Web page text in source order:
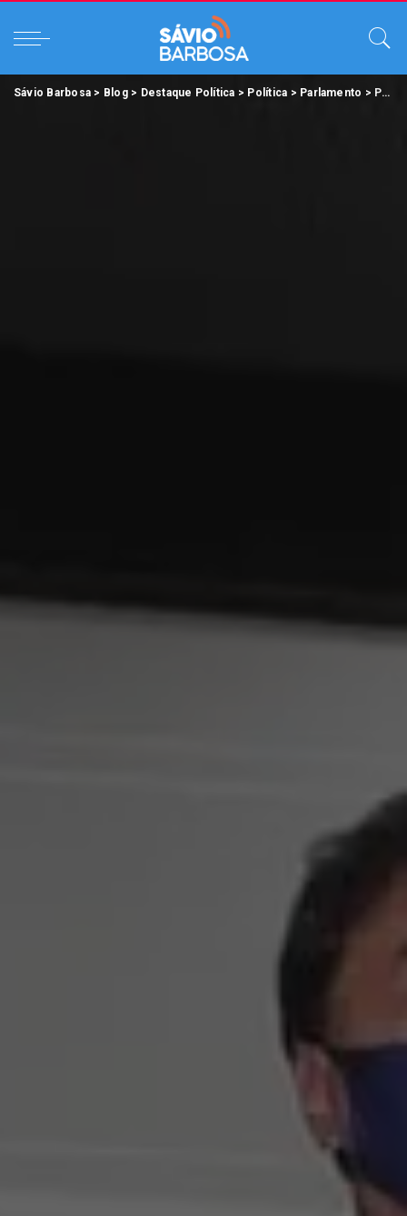
Sávio Barbosa > Blog> Destaque Política > Política > Parlamento > Presidente acompanha as obras de reforma da ALEPA.